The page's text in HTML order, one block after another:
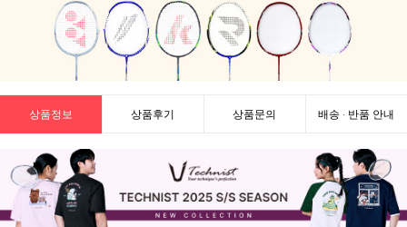
상품정보 상품후기 상품문의 배송 · 반품 안내